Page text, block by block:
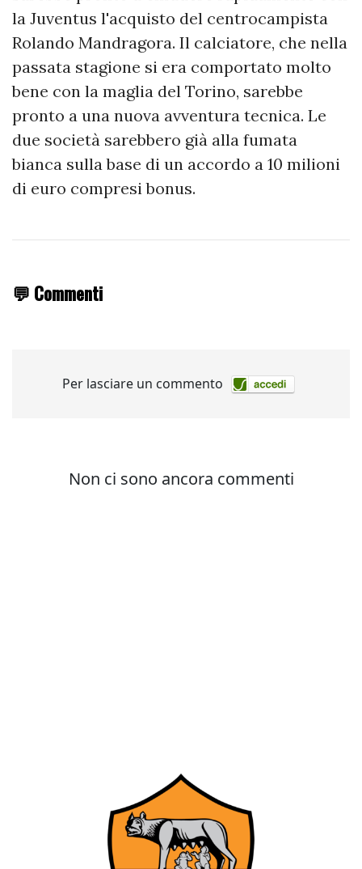
la Juventus l'acquisto del centrocampista
Rolando Mandragora. Il calciatore, che nella
passata stagione si era comportato molto
bene con la maglia del Torino, sarebbe
pronto a una nuova avventura tecnica. Le
due società sarebbero già alla fumata
bianca sulla base di un accordo a 10 milioni
di euro compresi bonus.
💬 Commenti